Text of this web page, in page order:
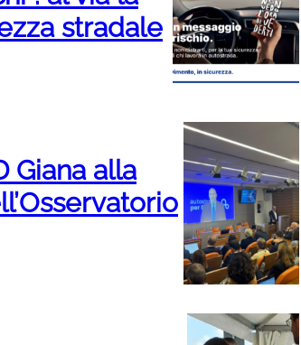
stradale
Giana alla